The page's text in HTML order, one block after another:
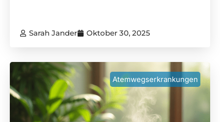
Sarah Jander Oktober 30, 2025
Atemwegserkrankungen